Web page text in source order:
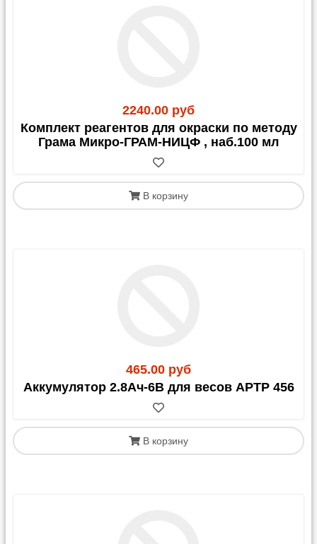
2240.00 руб
Комплект реагентов для окраски по методу
Грама Микро-ГРАМ-НИЦФ , наб.100 мл
В корзину
465.00 руб
Аккумулятор 2.8Ач-6В для весов АРТР 456
В корзину